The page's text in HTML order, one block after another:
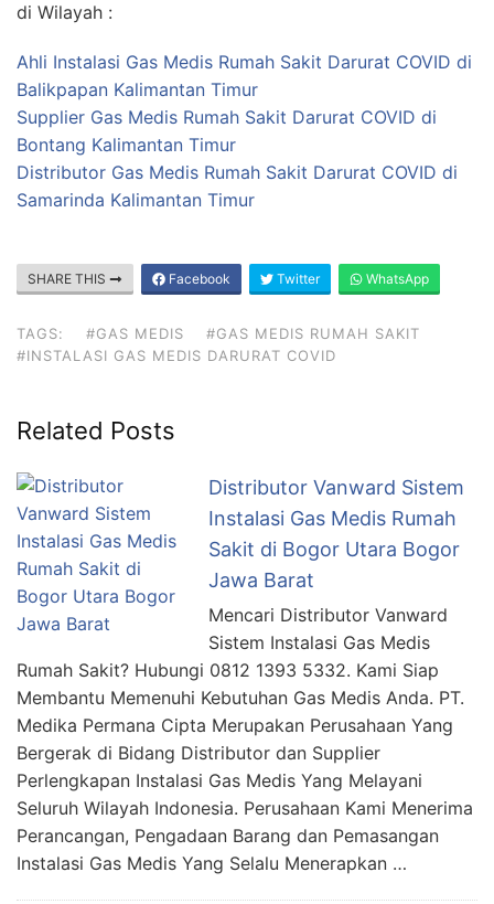
di Wilayah :
Ahli Instalasi Gas Medis Rumah Sakit Darurat COVID di
Balikpapan Kalimantan Timur
Supplier Gas Medis Rumah Sakit Darurat COVID di
Bontang Kalimantan Timur
Distributor Gas Medis Rumah Sakit Darurat COVID di
Samarinda Kalimantan Timur
SHARE THIS Facebook Twitter WhatsApp
TAGS: #GAS MEDIS
#GAS MEDIS RUMAH SAKIT
#INSTALASI GAS MEDIS DARURAT COVID
Related Posts
Distributor Vanward Sistem
Instalasi Gas Medis Rumah
Sakit di Bogor Utara Bogor
Jawa Barat
Mencari Distributor Vanward
Sistem Instalasi Gas Medis
Rumah Sakit? Hubungi 0812 1393 5332. Kami Siap
Membantu Memenuhi Kebutuhan Gas Medis Anda. PT.
Medika Permana Cipta Merupakan Perusahaan Yang
Bergerak di Bidang Distributor dan Supplier
Perlengkapan Instalasi Gas Medis Yang Melayani
Seluruh Wilayah Indonesia. Perusahaan Kami Menerima
Perancangan, Pengadaan Barang dan Pemasangan
Instalasi Gas Medis Yang Selalu Menerapkan …